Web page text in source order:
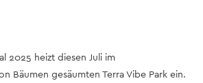
2025 heizt diesen Juli im
Bäumen gesäumten Terra Vibe Park ein.